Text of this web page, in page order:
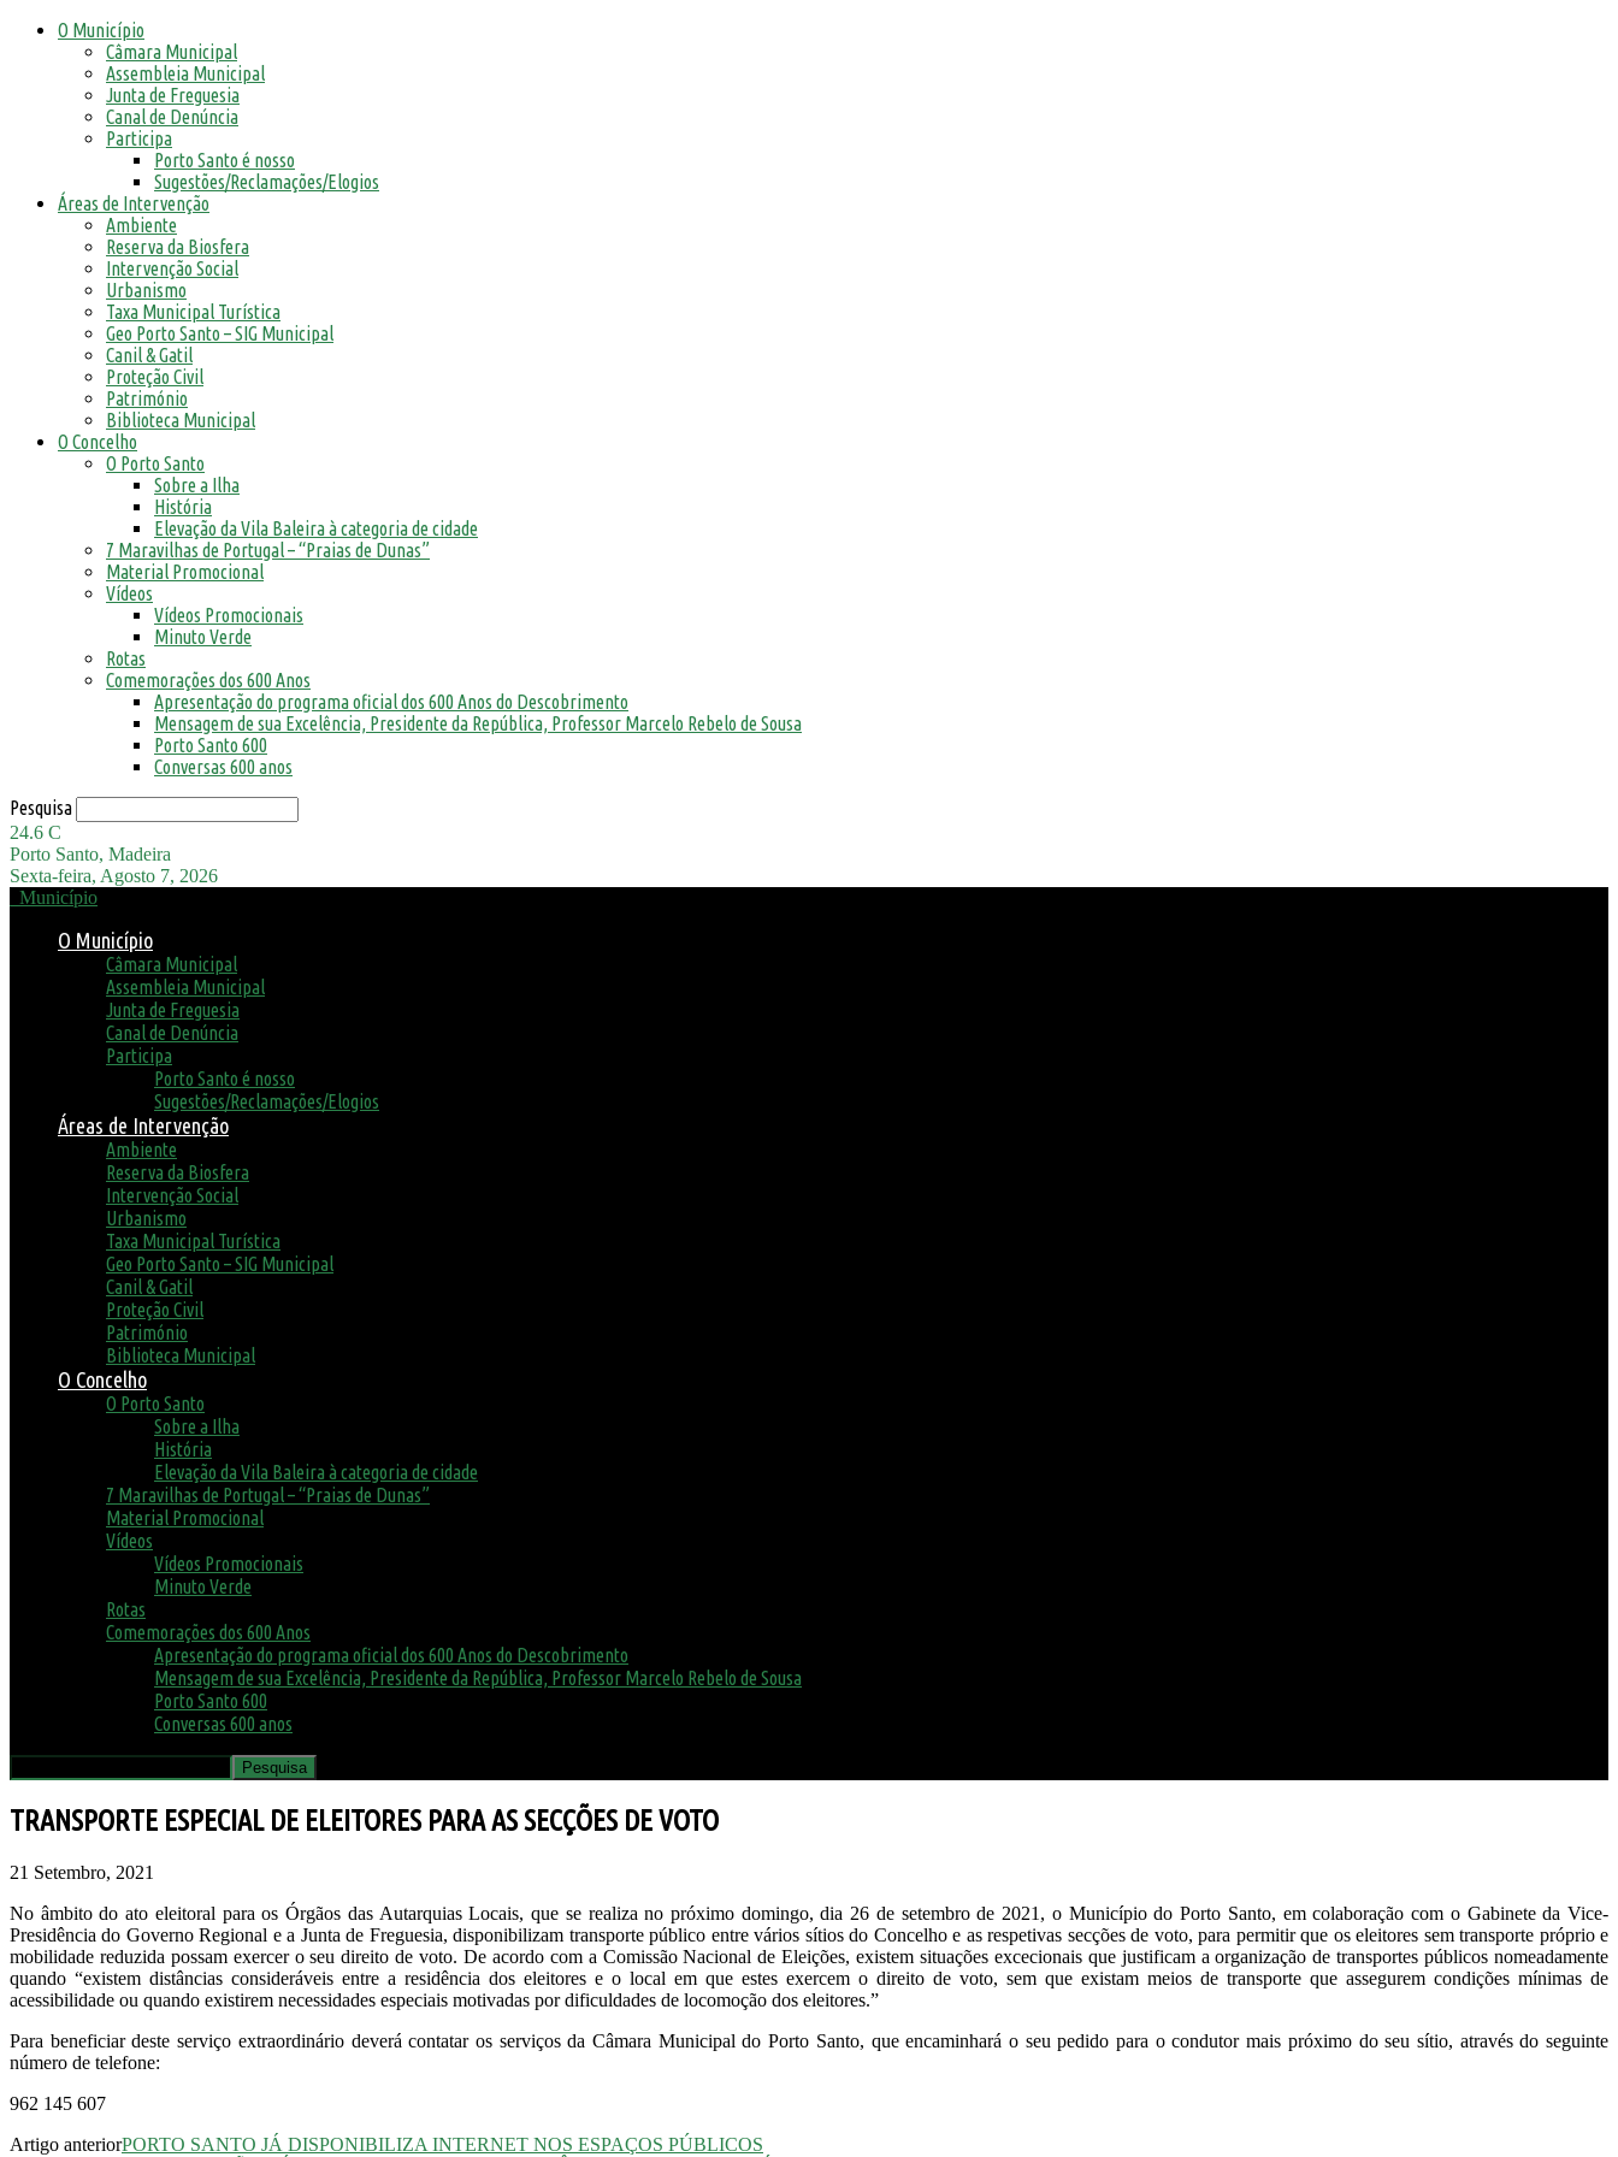
O Município
Câmara Municipal
Assembleia Municipal
Junta de Freguesia
Canal de Denúncia
Participa
Porto Santo é nosso
Sugestões/Reclamações/Elogios
Áreas de Intervenção
Ambiente
Reserva da Biosfera
Intervenção Social
Urbanismo
Taxa Municipal Turística
Geo Porto Santo – SIG Municipal
Canil & Gatil
Proteção Civil
Património
Biblioteca Municipal
O Concelho
O Porto Santo
Sobre a Ilha
História
Elevação da Vila Baleira à categoria de cidade
7 Maravilhas de Portugal – “Praias de Dunas”
Material Promocional
Vídeos
Vídeos Promocionais
Minuto Verde
Rotas
Comemorações dos 600 Anos
Apresentação do programa oficial dos 600 Anos do Descobrimento
Mensagem de sua Excelência, Presidente da República, Professor Marcelo Rebelo de Sousa
Porto Santo 600
Conversas 600 anos
Pesquisa
24.6 C
Porto Santo, Madeira
Sexta-feira, Agosto 7, 2026
Município
O Município
Câmara Municipal
Assembleia Municipal
Junta de Freguesia
Canal de Denúncia
Participa
Porto Santo é nosso
Sugestões/Reclamações/Elogios
Áreas de Intervenção
Ambiente
Reserva da Biosfera
Intervenção Social
Urbanismo
Taxa Municipal Turística
Geo Porto Santo – SIG Municipal
Canil & Gatil
Proteção Civil
Património
Biblioteca Municipal
O Concelho
O Porto Santo
Sobre a Ilha
História
Elevação da Vila Baleira à categoria de cidade
7 Maravilhas de Portugal – “Praias de Dunas”
Material Promocional
Vídeos
Vídeos Promocionais
Minuto Verde
Rotas
Comemorações dos 600 Anos
Apresentação do programa oficial dos 600 Anos do Descobrimento
Mensagem de sua Excelência, Presidente da República, Professor Marcelo Rebelo de Sousa
Porto Santo 600
Conversas 600 anos
TRANSPORTE ESPECIAL DE ELEITORES PARA AS SECÇÕES DE VOTO
21 Setembro, 2021
No âmbito do ato eleitoral para os Órgãos das Autarquias Locais, que se realiza no próximo domingo, dia 26 de setembro de 2021, o Município do Porto Santo, em colaboração com o Gabinete da Vice-
Presidência do Governo Regional e a Junta de Freguesia, disponibilizam transporte público entre vários sítios do Concelho e as respetivas secções de voto, para permitir que os eleitores sem transporte próprio e
mobilidade reduzida possam exercer o seu direito de voto. De acordo com a Comissão Nacional de Eleições, existem situações excecionais que justificam a organização de transportes públicos nomeadamente
quando “existem distâncias consideráveis entre a residência dos eleitores e o local em que estes exercem o direito de voto, sem que existam meios de transporte que assegurem condições mínimas de
acessibilidade ou quando existirem necessidades especiais motivadas por dificuldades de locomoção dos eleitores.”
Para beneficiar deste serviço extraordinário deverá contatar os serviços da Câmara Municipal do Porto Santo, que encaminhará o seu pedido para o condutor mais próximo do seu sítio, através do seguinte
número de telefone:
962 145 607
Artigo anteriorPORTO SANTO JÁ DISPONIBILIZA INTERNET NOS ESPAÇOS PÚBLICOS